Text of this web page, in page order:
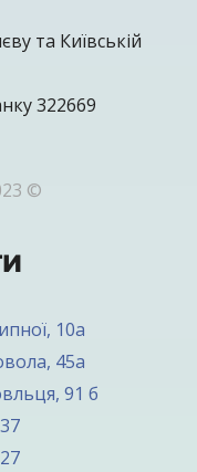
та Київській
322669
©
10а
45а
91 б